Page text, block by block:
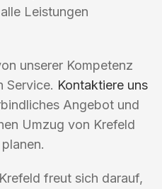
Leistungen
unserer Kompetenz
Service. Kontaktiere uns
Angebot und
Umzug von Krefeld
freut sich darauf,